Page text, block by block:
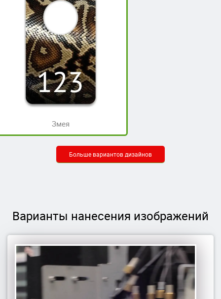
Змея
Больше вариантов дизайнов
Варианты нанесения изображений